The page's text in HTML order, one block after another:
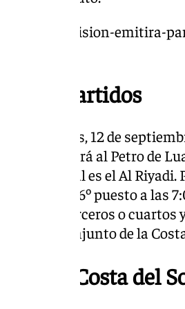
101-television-emitira-
de los partidos
este jueves, 12 de
se enfrentará al Petro de
caso el rival es el Al
del 5º y 6º puesto a las
por ser terceros o cuartos
estar el conjunto de la
Torneo Costa del